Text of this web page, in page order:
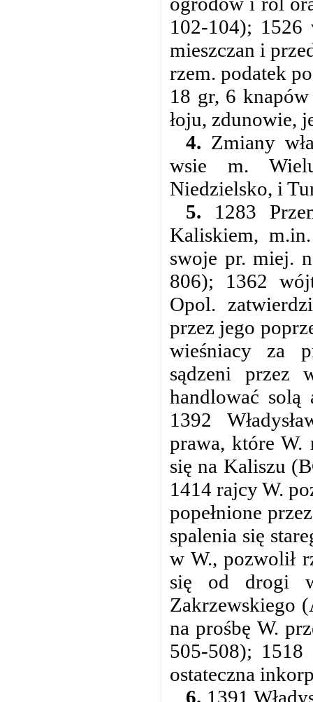
102-104); 1526
mieszczan i
rzem. podatek
18 gr, 6
łoju, zdunowie,
4. Zmiany
wsie m.
Niedzielsko, i
5. 1283
Kaliskiem,
swoje pr. miej.
806); 1362
Opol.
przez jego
wieśniacy za
sądzeni przez
handlować solą
1392
prawa, które W.
się na Kaliszu
1414 rajcy W.
popełnione
spalenia się
w W., pozwolił
się od drogi
Zakrzewskiego
na prośbę W.
505-508);
ostateczna
6. 1391